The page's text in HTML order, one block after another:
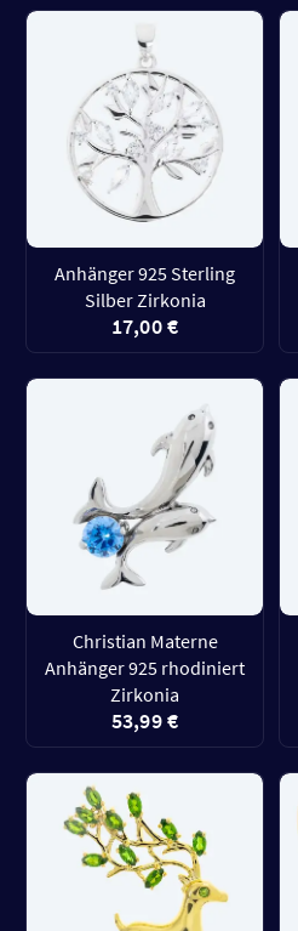
Anhänger 925 Sterling
Silber Zirkonia
17,00 €
Christian Materne
Anhänger 925 rhodiniert
Zirkonia
53,99 €